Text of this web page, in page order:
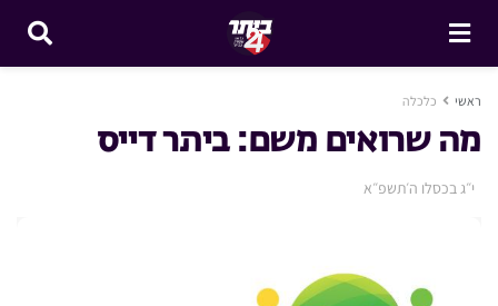
ראשי כלכלה
מה שרואים משם: ביתר דייס
י״ג בכסלו ה׳תשפ״א